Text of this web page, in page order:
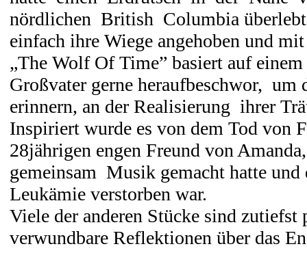
nördlichen British Columbia
einfach ihre Wiege angehoben und
„The Wolf Of Time” basiert auf
Großvater gerne heraufbeschwor, um
erinnern, an der Realisierung ihrer
Inspiriert wurde es von dem Tod von
28jährigen engen Freund von
gemeinsam Musik gemacht hatte und
Leukämie verstorben war.
Viele der anderen Stücke sind zutiefst
verwundbare Reflektionen über das